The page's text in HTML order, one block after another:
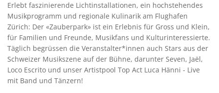
Erlebt faszinierende Lichtinstallationen, ein hochstehendes
Musikprogramm und regionale Kulinarik am Flughafen
Zürich: Der «Zauberpark» ist ein Erlebnis für Gross und Klein,
für Familien und Freunde, Musikfans und Kulturinteressierte.
Täglich begrüssen die Veranstalter*innen auch Stars aus der
Schweizer Musikszene auf der Bühne, darunter Seven, Jaël,
Loco Escrito und unser Artistpool Top Act Luca Hänni - Live
mit Band und Tänzern!